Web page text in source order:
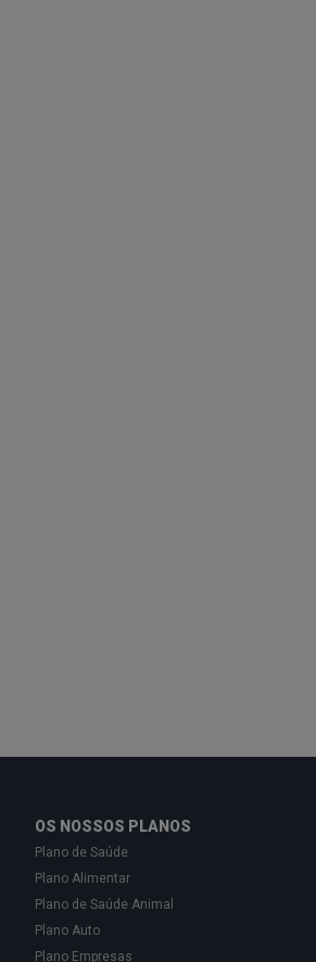
OS NOSSOS PLANOS
Plano de Saúde
Plano Alimentar
Plano de Saúde Animal
Plano Auto
Plano Empresas